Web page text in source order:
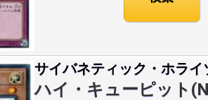
サイバネティック・ホライ
ハイ・キューピット